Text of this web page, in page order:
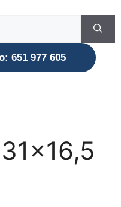
651 977 605